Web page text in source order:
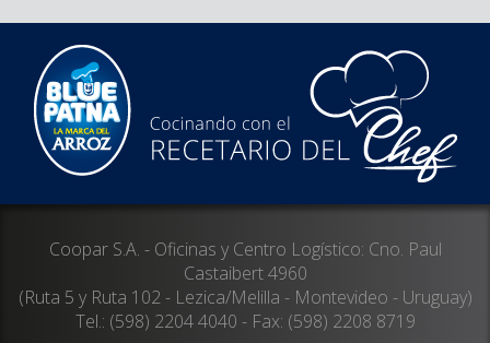
Coopar S.A. - Oficinas y Centro Logístico: Cno. Paul
Castaibert 4960
(Ruta 5 y Ruta 102 - Lezica/Melilla - Montevideo - Uruguay)
Tel.: (598) 2204 4040 - Fax: (598) 2208 8719